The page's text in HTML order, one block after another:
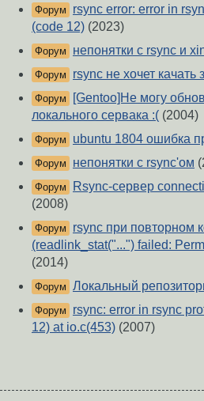
Форум
rsync error: error in
(code 12) (2023)
Форум непонятки с rsync и
Форум rsync не хочет качать
Форум
[Gentoo]Не могу
локального сервака :( (2004)
Форум ubuntu 1804 ошибка
Форум непонятки с rsync'ом
Форум
Rsync-сервер
(2008)
Форум
rsync при повторном
(readlink_stat("...") failed:
(2014)
Форум Локальный
Форум
rsync: error in rsync
12) at io.c(453) (2007)